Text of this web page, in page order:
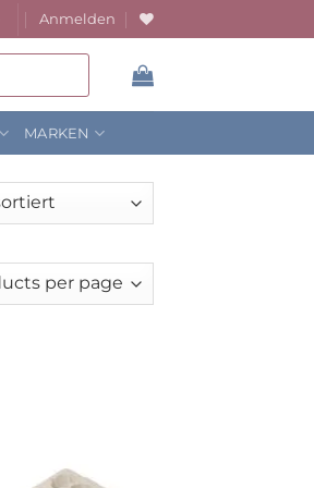
Anmelden
MARKEN
Auf die